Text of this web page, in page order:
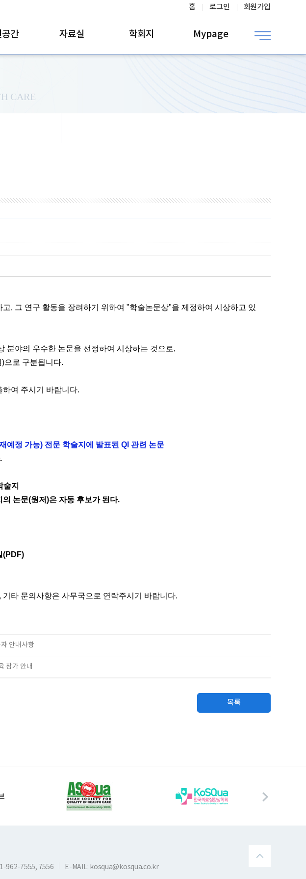
홈 로그인 회원가입
공간 자료실 학회지 Mypage
CARE
고, 그 연구 활동을 장려하기 위하여 "학술논문상"을 제정하여 시상하고 있
분야의 우수한 논문을 선정하여 시상하는 것으로,
)으로 구분됩니다.
하여 주시기 바랍니다.
예정 가능) 전문 학술지에 발표된 QI 관련 논문
.
지
의 논문(원저)은 자동 후보가 된다.
(PDF)
, 기타 문의사항은 사무국으로 연락주시기 바랍니다.
안내사항
참가 안내
목록
962-7555, 7556
E-MAIL: kosqua@kosqua.co.kr